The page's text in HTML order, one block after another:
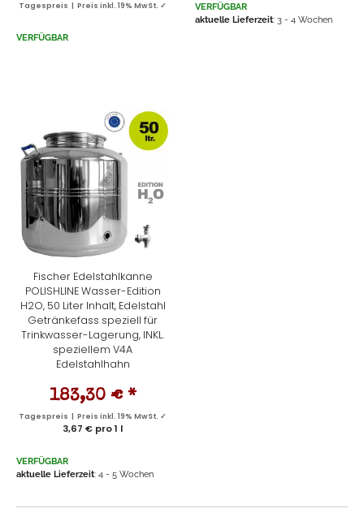
Tagespreis | Preis inkl. 19% MwSt. ✓
VERFÜGBAR
VERFÜGBAR
aktuelle Lieferzeit: 3 - 4 Wochen
Fischer Edelstahlkanne
POLISHLINE Wasser-Edition
H2O, 50 Liter Inhalt, Edelstahl
Getränkefass speziell für
Trinkwasser-Lagerung, INKL.
speziellem V4A
Edelstahlhahn
183,30 € *
Tagespreis | Preis inkl. 19% MwSt. ✓
3,67 € pro 1 l
VERFÜGBAR
aktuelle Lieferzeit: 4 - 5 Wochen